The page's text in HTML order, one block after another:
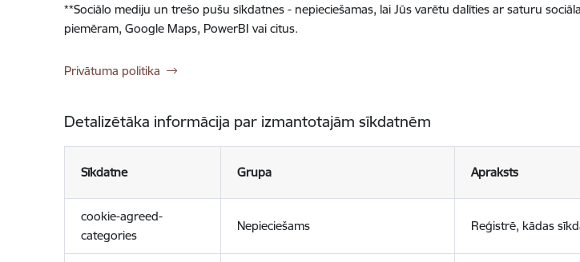
**Sociālo mediju un trešo pušu sīkdatnes - nepieciešamas, lai Jūs varētu dalīties ar saturu
piemēram, Google Maps, PowerBI vai citus.
Privātuma politika
Detalizētāka informācija par izmantotajām sīkdatnēm
Sīkdatne Grupa Apraksts
cookie-agreed-
categories
Nepieciešams Reģistrē, kādas